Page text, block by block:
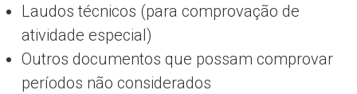
Laudos técnicos (para comprovação de
atividade especial)
Outros documentos que possam comprovar
períodos não considerados